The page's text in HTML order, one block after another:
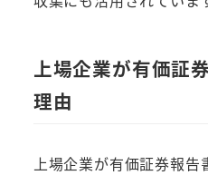
上場企業が有価証
理由
上場企業が有価証券報告